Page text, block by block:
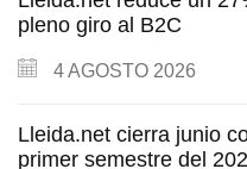
pleno giro al B2C
4AGOSTO 2026
Lleida.net cierra junio
primer semestre del